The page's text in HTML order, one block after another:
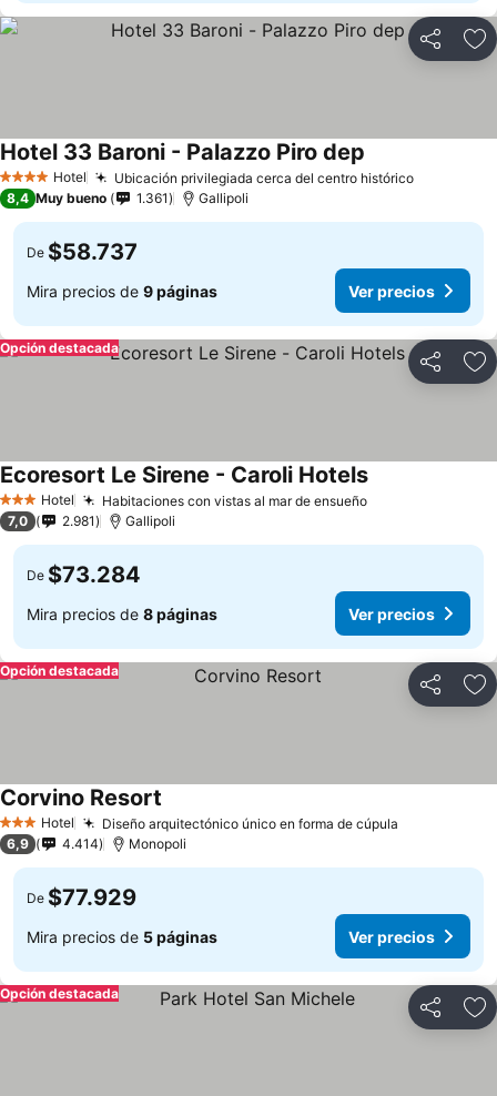
Compartir
4 EstrellasHotel Ubicación privilegiada cerca del centro histórico
Hotel 33 Baroni - Palazzo Piro dep
8,4 Muy bueno 1.361 Gallipoli
De $58.737
Mira precios de 9 páginas Ver precios
Compartir
Opción destacada
3 Estrellas
Hotel Habitaciones con vistas al mar de ensueño
Ecoresort Le Sirene - Caroli Hotels
7,0 2.981 Gallipoli
De $73.284
Mira precios de 8 páginas Ver precios
Compartir
Opción destacada
3 Estrellas
Hotel Diseño arquitectónico único en forma de cúpula
Corvino Resort
6,9 4.414 Monopoli
De $77.929
Mira precios de 5 páginas Ver precios
Compartir
Opción destacada